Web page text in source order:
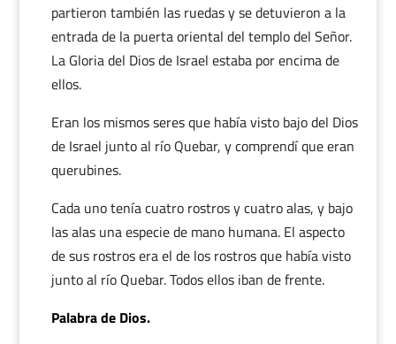
partieron también las ruedas y se detuvieron a la
entrada de la puerta oriental del templo del Señor.
La Gloria del Dios de Israel estaba por encima de
ellos.
Eran los mismos seres que había visto bajo del Dios
de Israel junto al río Quebar, y comprendí que eran
querubines.
Cada uno tenía cuatro rostros y cuatro alas, y bajo
las alas una especie de mano humana. El aspecto
de sus rostros era el de los rostros que había visto
junto al río Quebar. Todos ellos iban de frente.
Palabra de Dios.